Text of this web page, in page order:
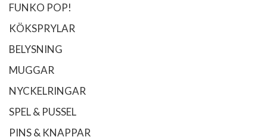
FUNKO POP!
KÖKSPRYLAR
BELYSNING
MUGGAR
NYCKELRINGAR
SPEL & PUSSEL
PINS & KNAPPAR